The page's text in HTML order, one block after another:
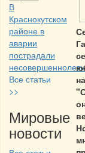
В
Краснокутском
районе в
аварии
пострадали
Все статьи
>>
Мировые
новости